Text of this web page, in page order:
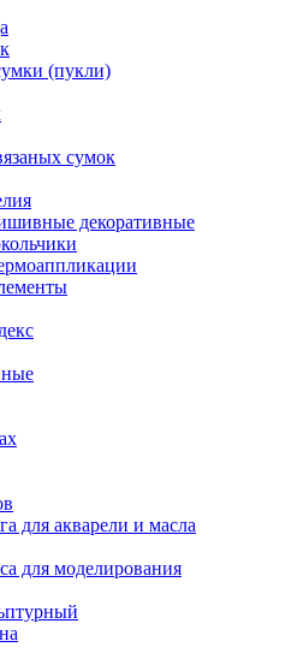
(пукли)
сумок
декоративные
для акварели и масла
для моделирования